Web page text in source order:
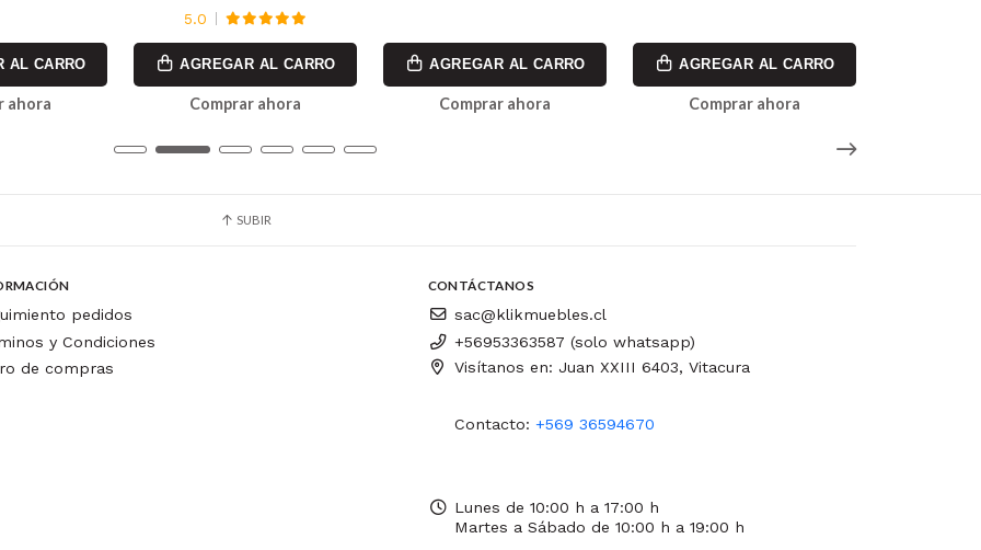
AL CARRO
ahora
5.0
AGREGAR AL CARRO
Comprar ahora
AGREGAR AL CARRO
Comprar ahora
AGREGAR AL CARRO
Comprar ahora
SUBIR
pedidos
y Condiciones
de compras
CONTÁCTANOS
sac@klikmuebles.cl
+56953363587 (solo whatsapp)
Visítanos en: Juan XXIII 6403, Vitacura
Contacto: +569 36594670
Lunes de 10:00 h a 17:00 h
Martes a Sábado de 10:00 h a 19:00 h